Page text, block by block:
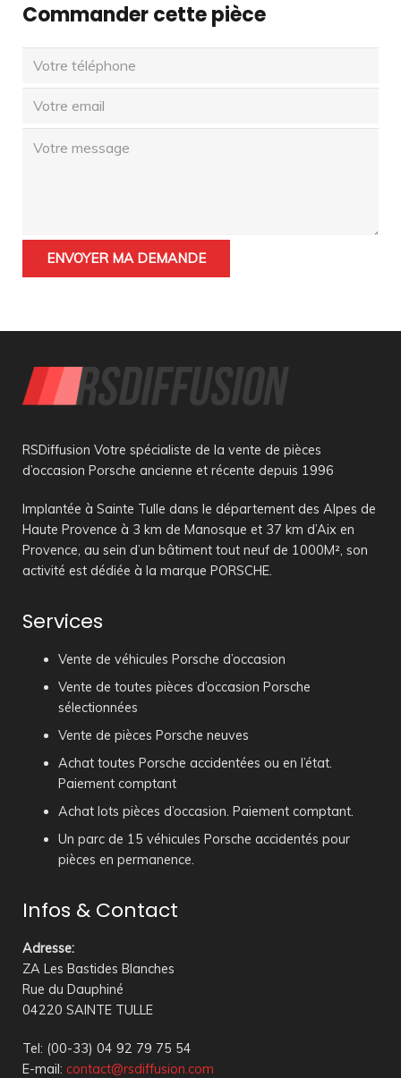
Commander cette pièce
RSDiffusion Votre spécialiste de la vente de pièces
d’occasion Porsche ancienne et récente depuis 1996
Implantée à Sainte Tulle dans le département des Alpes de
Haute Provence à 3 km de Manosque et 37 km d’Aix en
Provence, au sein d’un bâtiment tout neuf de 1000M², son
activité est dédiée à la marque PORSCHE.
Services
Vente de véhicules Porsche d’occasion
Vente de toutes pièces d’occasion Porsche
sélectionnées
Vente de pièces Porsche neuves
Achat toutes Porsche accidentées ou en l’état.
Paiement comptant
Achat lots pièces d’occasion. Paiement comptant.
Un parc de 15 véhicules Porsche accidentés pour
pièces en permanence.
Infos & Contact
Adresse:
ZA Les Bastides Blanches
Rue du Dauphiné
04220 SAINTE TULLE
Tel: (00-33) 04 92 79 75 54
E-mail: contact@rsdiffusion.com